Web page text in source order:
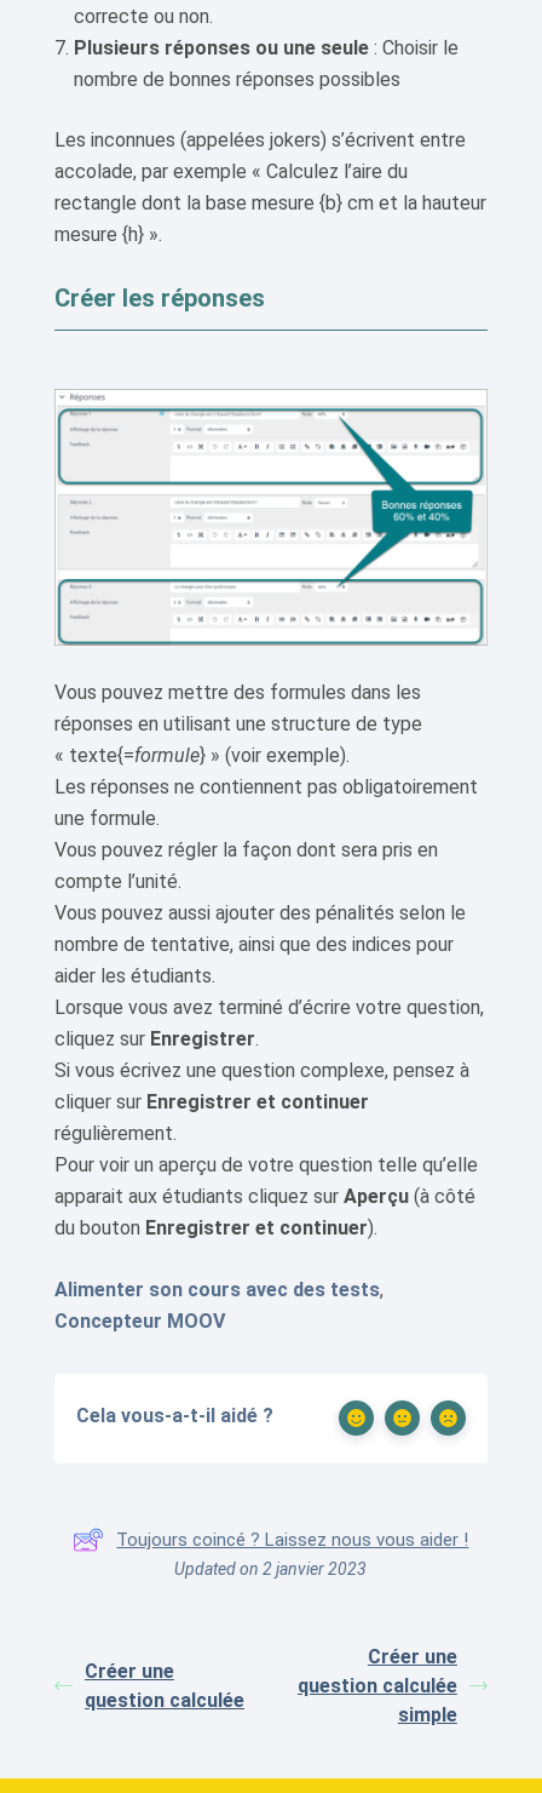
correcte ou non.
Plusieurs réponses ou une seule : Choisir le
nombre de bonnes réponses possibles
Les inconnues (appelées jokers) s’écrivent entre
accolade, par exemple « Calculez l’aire du
rectangle dont la base mesure {b} cm et la hauteur
mesure {h} ».
Créer les réponses
Vous pouvez mettre des formules dans les
réponses en utilisant une structure de type
« texte{=formule} » (voir exemple).
Les réponses ne contiennent pas obligatoirement
une formule.
Vous pouvez régler la façon dont sera pris en
compte l’unité.
Vous pouvez aussi ajouter des pénalités selon le
nombre de tentative, ainsi que des indices pour
aider les étudiants.
Lorsque vous avez terminé d’écrire votre question,
cliquez sur Enregistrer.
Si vous écrivez une question complexe, pensez à
cliquer sur Enregistrer et continuer
régulièrement.
Pour voir un aperçu de votre question telle qu’elle
apparait aux étudiants cliquez sur Aperçu (à côté
du bouton Enregistrer et continuer).
Alimenter son cours avec des tests,
Concepteur MOOV
Cela vous-a-t-il aidé ?
Toujours coincé ? Laissez nous vous aider !
Updated on 2 janvier 2023
Créer une
question calculée
Créer une
question calculée
simple